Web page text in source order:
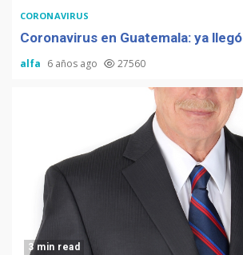
CORONAVIRUS
Coronavirus en Guatemala: ya llegó
alfa 6 años ago 27560
3 min read